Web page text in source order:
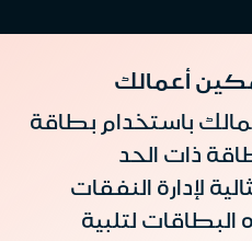
أعمالك
باستخدام بطاقة
ذات الحد
لإدارة النفقات
لتلبية